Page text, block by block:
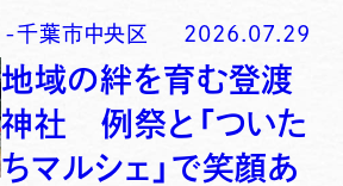
-千葉市中央区 2026.07.29
地域の絆を育む登渡
神社 例祭と「ついた
ちマルシェ」で笑顔あ